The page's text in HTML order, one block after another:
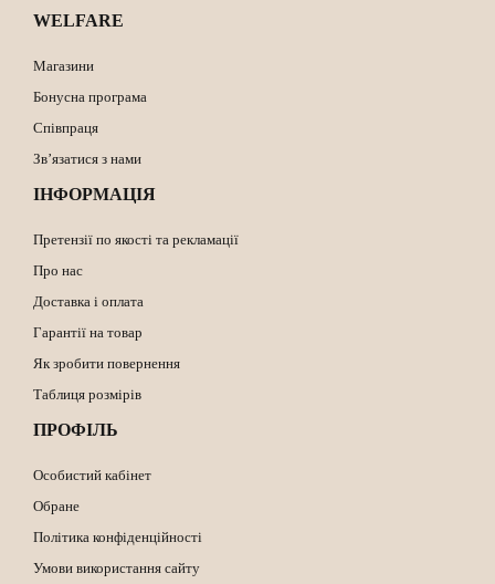
WELFARE
Магазини
Бонусна програма
Співпраця
Зв’язатися з нами
ІНФОРМАЦІЯ
Претензії по якості та рекламації
Про нас
Доставка і оплата
Гарантії на товар
Як зробити повернення
Таблиця розмірів
ПРОФІЛЬ
Особистий кабінет
Обране
Політика конфіденційності
Умови використання сайту